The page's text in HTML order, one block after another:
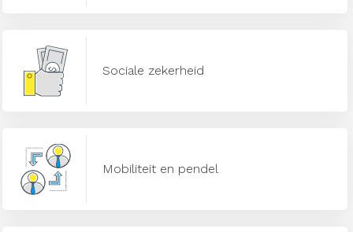
Sociale zekerheid
Mobiliteit en pendel